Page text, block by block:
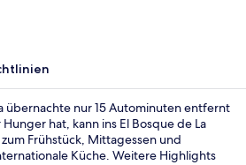
übernachte nur 15 Autominuten entfernt
hat, kann ins El Bosque de La
Frühstück, Mittagessen und
Küche. Weitere Highlights